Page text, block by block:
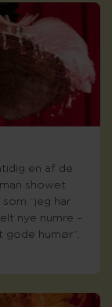
en af de
showet
”jeg har
nye numre –
gode humør”,